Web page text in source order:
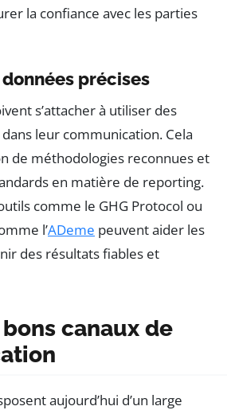
la confiance avec les parties
précises
s’attacher à utiliser des
dans leur communication. Cela
de méthodologies reconnues et
en matière de reporting.
comme le GHG Protocol ou
l’ADeme peuvent aider les
des résultats fiables et
canaux de
aujourd’hui d’un large